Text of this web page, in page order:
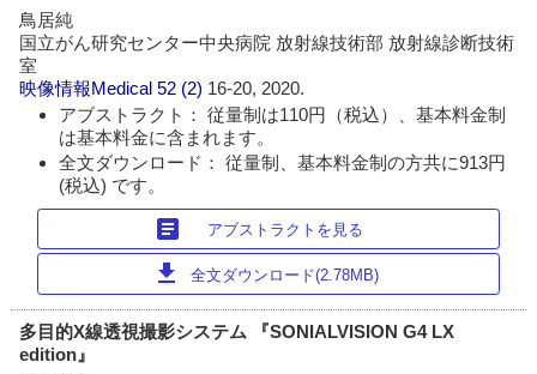
鳥居純
国立がん研究センター中央病院 放射線技術部 放射線診断技術
室
映像情報Medical 52 (2) 16-20, 2020.
アブストラクト： 従量制は110円（税込）、基本料金制
は基本料金に含まれます。
全文ダウンロード： 従量制、基本料金制の方共に913円
(税込) です。
article アブストラクトを見る
download 全文ダウンロード(2.78MB)
多目的X線透視撮影システム 『SONIALVISION G4 LX
edition』